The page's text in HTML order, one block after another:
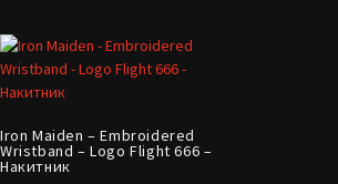
Iron Maiden – Embroidered
Wristband – Logo Flight 666 –
Накитник